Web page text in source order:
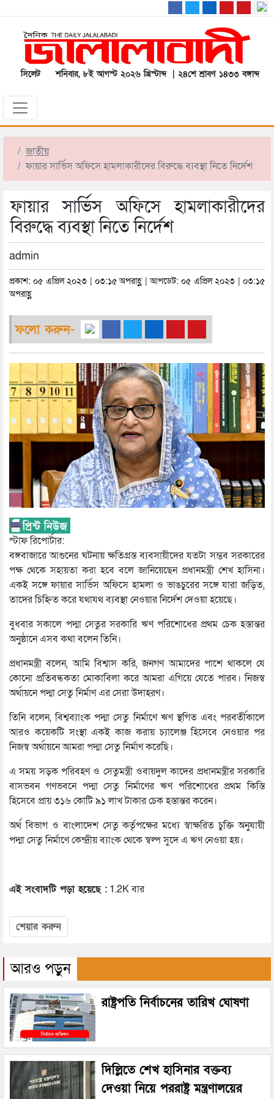
সিলেট শনিবার, ৮ই আগস্ট ২০২৬ খ্রিস্টাব্দ | ২৪শে শ্রাবণ ১৪৩৩ বঙ্গাব্দ
জাতীয়
ফায়ার সার্ভিস অফিসে হামলাকারীদের বিরুদ্ধে ব্যবস্থা নিতে নির্দেশ
ফায়ার সার্ভিস অফিসে হামলাকারীদের
বিরুদ্ধে ব্যবস্থা নিতে নির্দেশ
admin
প্রকাশ: ০৫ এপ্রিল ২০২৩ | ০৩:১৫ অপরাহ্ণ | আপডেট: ০৫ এপ্রিল ২০২৩ | ০৩:১৫
অপরাহ্ণ
ফলো করুন-
স্টাফ রিপোর্টার:
বঙ্গবাজারে আগুনের ঘটনায় ক্ষতিগ্রস্ত ব্যবসায়ীদের যতটা সম্ভব সরকারের
পক্ষ থেকে সহায়তা করা হবে বলে জানিয়েছেন প্রধানমন্ত্রী শেখ হাসিনা।
একই সঙ্গে ফায়ার সার্ভিস অফিসে হামলা ও ভাঙচুরের সঙ্গে যারা জড়িত,
তাদের চিহ্নিত করে যথাযথ ব্যবস্থা নেওয়ার নির্দেশ দেওয়া হয়েছে।
বুধবার সকালে পদ্মা সেতুর সরকারি ঋণ পরিশোধের প্রথম চেক হস্তান্তর
অনুষ্ঠানে এসব কথা বলেন তিনি।
প্রধানমন্ত্রী বলেন, আমি বিশ্বাস করি, জনগণ আমাদের পাশে থাকলে যে
কোনো প্রতিবন্ধকতা মোকাবিলা করে আমরা এগিয়ে যেতে পারব। নিজস্ব
অর্থায়নে পদ্মা সেতু নির্মাণ এর সেরা উদাহরণ।
তিনি বলেন, বিশ্বব্যাংক পদ্মা সেতু নির্মাণে ঋণ স্থগিত এবং পরবর্তীকালে
আরও কয়েকটি সংস্থা একই কাজ করায় চ্যালেঞ্জ হিসেবে নেওয়ার পর
নিজস্ব অর্থায়নে আমরা পদ্মা সেতু নির্মাণ করেছি।
এ সময় সড়ক পরিবহণ ও সেতুমন্ত্রী ওবায়দুল কাদের প্রধানমন্ত্রীর সরকারি
বাসভবন গণভবনে পদ্মা সেতু নির্মাণের ঋণ পরিশোধের প্রথম কিস্তি
হিসেবে প্রায় ৩১৬ কোটি ৯১ লাখ টাকার চেক হস্তান্তর করেন।
অর্থ বিভাগ ও বাংলাদেশ সেতু কর্তৃপক্ষের মধ্যে স্বাক্ষরিত চুক্তি অনুযায়ী
পদ্মা সেতু নির্মাণে কেন্দ্রীয় ব্যাংক থেকে স্বল্প সুদে এ ঋণ নেওয়া হয়।
এই সংবাদটি পড়া হয়েছে : 1.2K বার
শেয়ার করুন
আরও পড়ুন
রাষ্ট্রপতি নির্বাচনের তারিখ ঘোষণা
দিল্লিতে শেখ হাসিনার বক্তব্য
দেওয়া নিয়ে পররাষ্ট্র মন্ত্রণালয়ের